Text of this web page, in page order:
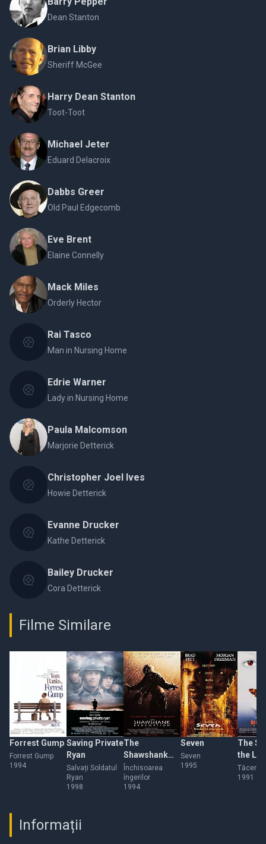
Dean Stanton
Brian Libby
Sheriff McGee
Harry Dean Stanton
Toot-Toot
Michael Jeter
Eduard Delacroix
Dabbs Greer
Old Paul Edgecomb
Eve Brent
Elaine Connelly
Mack Miles
Orderly Hector
Rai Tasco
Man in Nursing Home
Edrie Warner
Lady in Nursing Home
Paula Malcomson
Marjorie Detterick
Christopher Joel Ives
Howie Detterick
Evanne Drucker
Kathe Detterick
Bailey Drucker
Cora Detterick
Filme Similare
Forrest Gump
Forrest Gump
1994
Saving Private
Ryan
Salvați Soldatul
Ryan
1998
The
Shawshank
Redemption
Închisoarea
îngerilor
1994
Seven
Seven
1995
The
the
1991
Informații